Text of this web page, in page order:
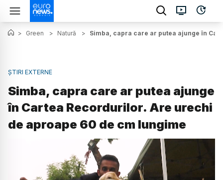
> Green > Natură > Simba, capra care ar putea ajunge în
ȘTIRI EXTERNE
Simba, capra care ar putea ajunge
în Cartea Recordurilor. Are urechi
de aproape 60 de cm lungime